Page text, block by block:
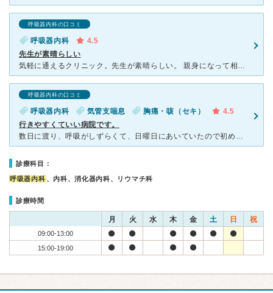
呼吸器内科の口コミ
呼吸器内科
4.5
先生が素晴らしい
気軽に通えるクリニック。先生が素晴らしい。 親身になって相談にのってもらえる。余計なことはしない。必要なものを必要なだけ。 また何かあったら通院したい！ そう思わせてくれる数少ないクリニック。貴
呼吸器内科の口コミ
呼吸器内科 気管支喘息 胸痛・咳（セキ）
4.5
行きやすくていい病院です。
数日に渡り、呼吸がしずらくて、日曜日にあいていたので初めて受診したのがきっかけです。 病院はマックスバリューの二階にあるので、駐車場が共有で使えます。 公共交通機関なら市電の駅からも近いです。
診療科目：
呼吸器内科 、内科、消化器内科、リウマチ科
診療時間
月 火 水 木 金 土 日 祝
09:00-13:00
15:00-19:00